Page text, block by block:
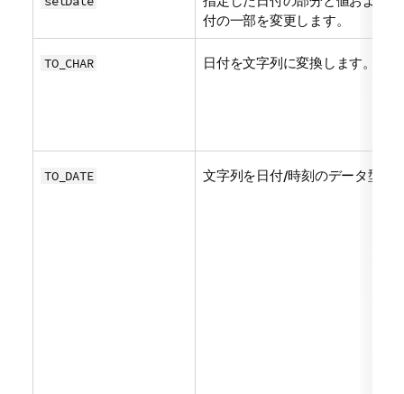
付の一部を変更します。
TO_CHAR 日付を文字列に変換します。
TO_DATE 文字列を日付/時刻のデータ型に